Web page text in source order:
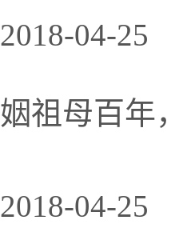
2018-04-25
姻祖母百年
2018-04-25